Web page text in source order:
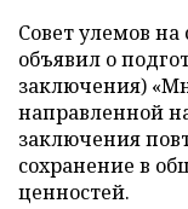
Совет улемов
объявил о
заключения)
направленной
заключения
сохранение в
ценностей.